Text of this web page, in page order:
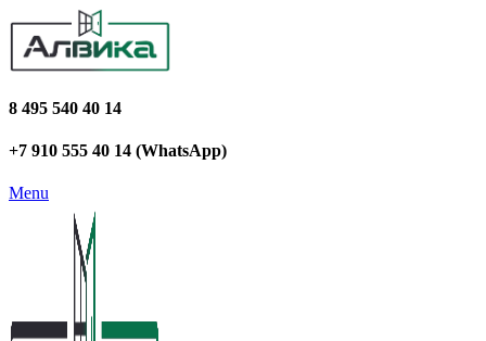
8 495 540 40 14
+7 910 555 40 14 (WhatsApp)
Menu